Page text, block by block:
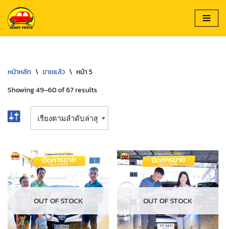
Skip
to
หน้าหลัก \ ขายแล้ว \ หน้า 5
Showing 49–60 of 67 results
OUT OF STOCK OUT OF STOCK